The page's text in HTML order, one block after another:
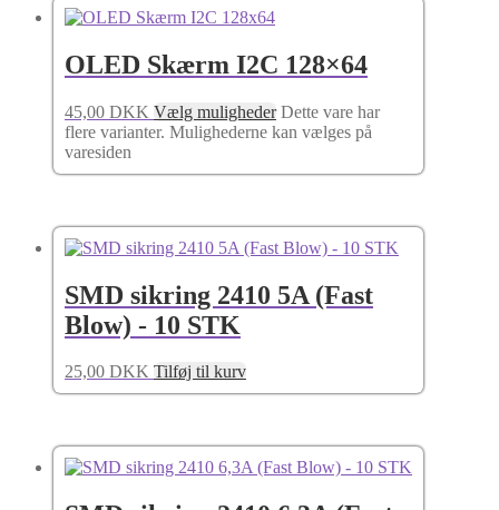
OLED Skærm I2C 128×64
45,00 DKK Vælg muligheder Dette vare har
flere varianter. Mulighederne kan vælges på
varesiden
SMD sikring 2410 5A (Fast
Blow) - 10 STK
25,00 DKK Tilføj til kurv